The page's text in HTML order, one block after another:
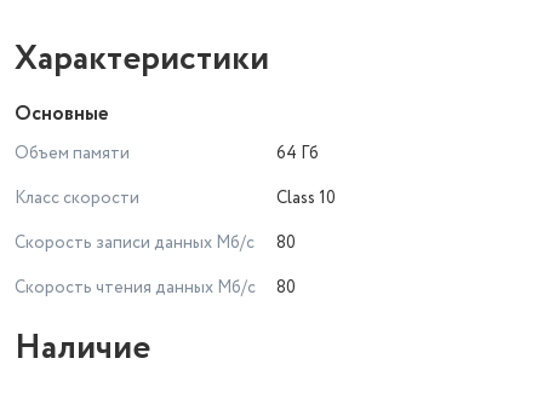
Адаптер в базовую комплектацию не входит.
Характеристики
Основные
Объем памяти
64 Гб
Класс скорости
Class 10
Скорость записи данных Мб/с
80
Скорость чтения данных Мб/с
80
Наличие